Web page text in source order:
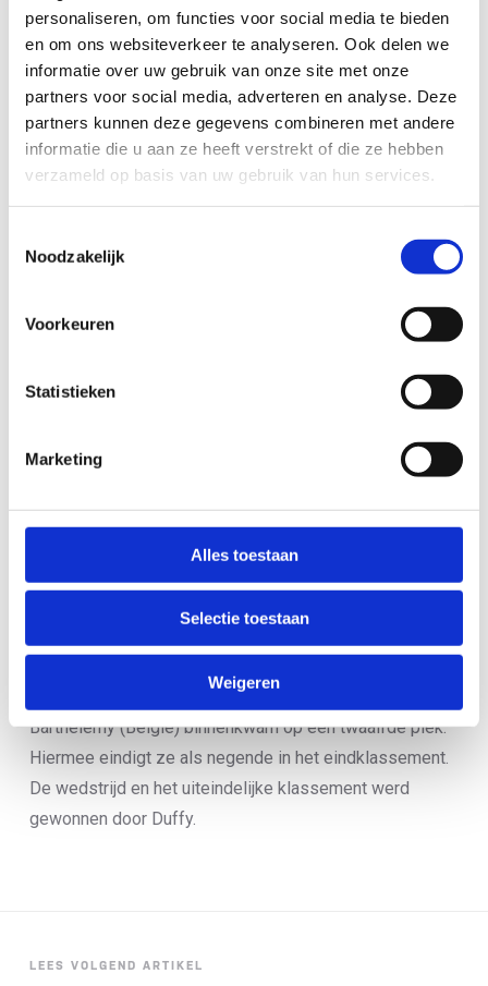
personaliseren, om functies voor social media te bieden
en om ons websiteverkeer te analyseren. Ook delen we
informatie over uw gebruik van onze site met onze
partners voor social media, adverteren en analyse. Deze
partners kunnen deze gegevens combineren met andere
informatie die u aan ze heeft verstrekt of die ze hebben
verzameld op basis van uw gebruik van hun services.
Noodzakelijk
Voorkeuren
Statistieken
Marketing
Alles toestaan
Selectie toestaan
Weigeren
Kingma twaalfde in Grand Final
De laatste wedstrijd op de vrijdag was die van de
elitevrouwen. De punten die de vrouwen konden
verdienen tijdens deze laatste WTCS-wedstrijd van het
jaar waren beslissend voor het eindklassement om het
Wereldkampioenschap. De bovenste podiumplaatsen in
dit kampioenschap waren al weggelegd voor Flora Duffy
omdat niemand hen meer voorbij kon gaan in het
die in actie kwam bij de elite en kwam – na een mindere
de grote achtervolgende groep al werd opgeschrikt door
een valpartij ging ook Kingma vlak voor het ingaan van
de achtste (van de negen) ronde onderuit. De
Amerikaanse Taylor Knibb viel voor haar, waarna Kingma
een eindsprint met Coldwell (Groot Brittanië) en
Barthelemy (België) binnenkwam op een twaalfde plek.
Hiermee eindigt ze als negende in het eindklassement.
De wedstrijd en het uiteindelijke klassement werd
gewonnen door Duffy.
LEES VOLGEND ARTIKEL